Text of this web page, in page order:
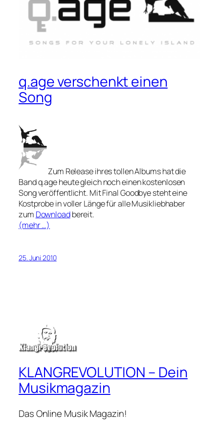
q.age verschenkt einen
Song
Zum Release ihres tollen Albums hat die
Band q.age heute gleich noch einen kostenlosen
Song veröffentlicht. Mit Final Goodbye steht eine
Kostprobe in voller Länge für alle Musikliebhaber
zum Downloadbereit.
(mehr …)
25. Juni 2010
KLANGREVOLUTION – Dein
Musikmagazin
Das Online Musik Magazin!